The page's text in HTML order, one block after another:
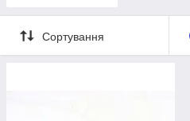
Сортування